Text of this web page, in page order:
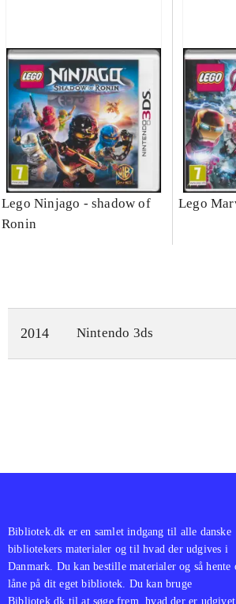
Lego Ninjago - shadow of
Ronin
Lego
2014 Nintendo 3ds
Bibliotek.dk er en samlet indgang til alle danske
bibliotekers materialer og til hvad der udgives i
Danmark. Du kan bestille materialer og så hente
låne på dit eget bibliotek. Du kan bruge
Bibliotek.dk til at søge frem, hvad der er